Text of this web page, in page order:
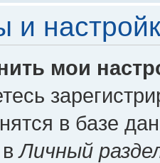
и
мои
в базе
вЛичный